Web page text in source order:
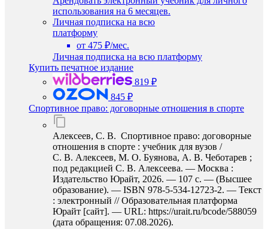
использования на 6 месяцев.
Личная подписка на всю
платформу
от 475 ₽/мес.
Личная подписка на всю платформу
Купить печатное издание
819 ₽
845 ₽
Спортивное право: договорные отношения в спорте
Алексеев, С. В. Спортивное право: договорные
отношения в спорте : учебник для вузов /
С. В. Алексеев, М. О. Буянова, А. В. Чеботарев ;
под редакцией С. В. Алексеева. — Москва :
Издательство Юрайт, 2026. — 107 с. — (Высшее
образование). — ISBN 978-5-534-12723-2. — Текст
: электронный // Образовательная платформа
Юрайт [сайт]. — URL: https://urait.ru/bcode/588059
(дата обращения: 07.08.2026).